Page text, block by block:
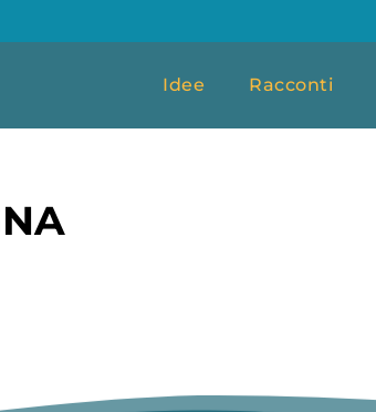
Idee Racconti